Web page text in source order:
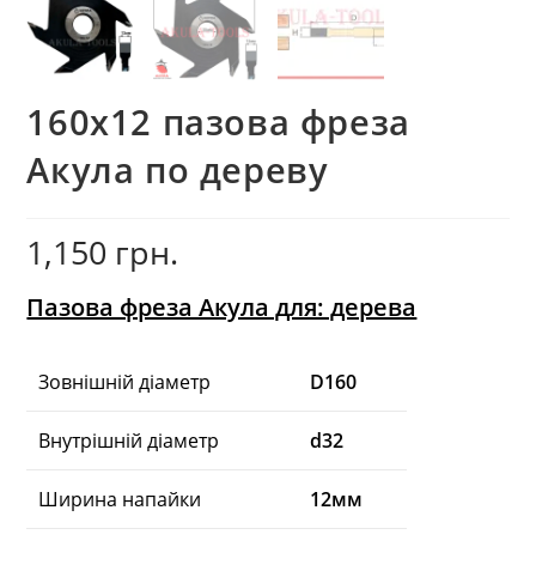
160х12 пазова фреза
Акула по дереву
1,150 грн.
Пазова фреза Акула для: дерева
Зовнішній діаметр D160
Внутрішній діаметр d32
Ширина напайки 12мм